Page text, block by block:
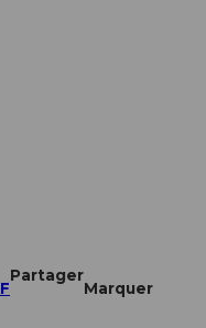
Partager
Marquer